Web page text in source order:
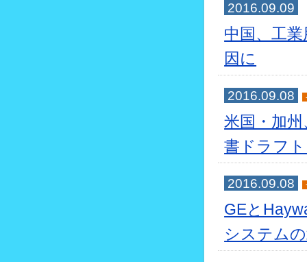
2016.09.09
中国、工
因に
2016.09.08
米国・加
書ドラフ
2016.09.08
GEと
システム